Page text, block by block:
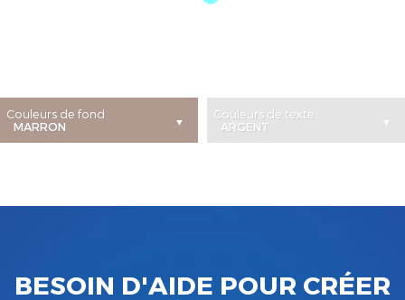
Couleurs de fond Couleurs de texte
BESOIN D'AIDE POUR CRÉER